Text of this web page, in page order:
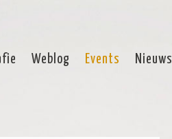
Weblog Events Nieuws